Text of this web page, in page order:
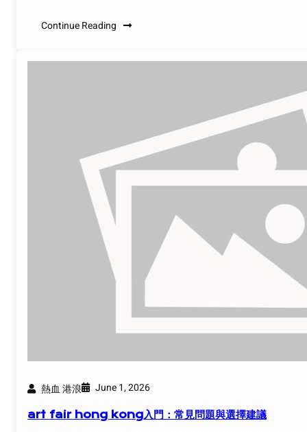
Continue Reading
熱血 港浪 June 1, 2026
art fair hong kong入門：常見問題與選擇建議